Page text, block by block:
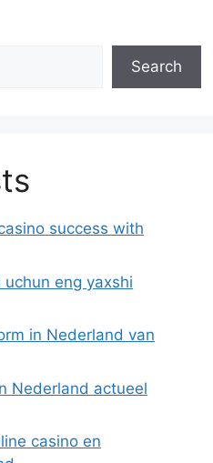
Search
success with
eng yaxshi
in Nederland van
Nederland actueel
casino en